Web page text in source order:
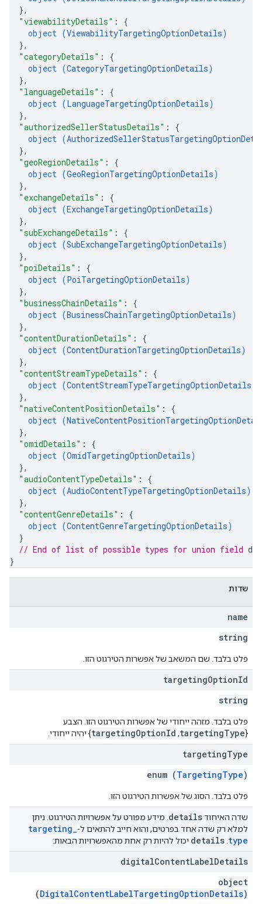
},
"viewabilityDetails" : {
object (ViewabilityTargetingOptionDetails)
},
"categoryDetails" : {
object (CategoryTargetingOptionDetails)
},
"languageDetails" : {
object (LanguageTargetingOptionDetails)
},
"authorizedSellerStatusDetails" : {
object (
},
"geoRegionDetails" : {
object (GeoRegionTargetingOptionDetails)
},
"exchangeDetails" : {
object (ExchangeTargetingOptionDetails)
},
"subExchangeDetails" : {
object (SubExchangeTargetingOptionDetails)
},
"poiDetails" : {
object (PoiTargetingOptionDetails)
},
"businessChainDetails" : {
object (BusinessChainTargetingOptionDetails)
},
"contentDurationDetails" : {
object (ContentDurationTargetingOptionDetails)
},
"contentStreamTypeDetails" : {
object (ContentStreamTypeTargetingOptionDetails
},
"nativeContentPositionDetails" : {
object (
},
"omidDetails" : {
object (OmidTargetingOptionDetails)
},
"audioContentTypeDetails" : {
object (AudioContentTypeTargetingOptionDetails)
},
"contentGenreDetails" : {
object (ContentGenreTargetingOptionDetails)
}
// End of list of possible types for union field
}
שדות
name
string
פלט בלבד. שם המשאב של אפשרות הטירגוט הזו.
targetingOptionId
string
פלט בלבד. מזהה ייחודי של אפשרות הטירגוט הזו. הצבע
{
targetingType
,
targetingOptionId} יהיה ייחודי.
targetingType
enum (TargetingType)
פלט בלבד. הסוג של אפשרות הטירגוט הזו.
שדה האיחודdetails . מידע מפורט על אפשרויות הטירגוט. ניתן
למלא רק שדה אחד בפרטים, והוא חייב להתאים ל-
targeting_
type
details יכול להיות רק אחת מהאפשרויות הבאות:
digitalContentLabelDetails
object
(DigitalContentLabelTargetingOptionDetails)